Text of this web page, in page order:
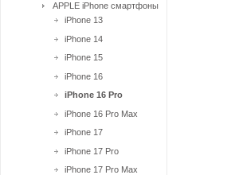
APPLE iPhone смартфоны
iPhone 13
iPhone 14
iPhone 15
iPhone 16
iPhone 16 Pro
iPhone 16 Pro Max
iPhone 17
iPhone 17 Pro
iPhone 17 Pro Max